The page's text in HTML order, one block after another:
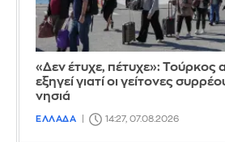
«Δεν έτυχε, πέτυχε»:
εξηγεί γιατί οι γείτονες
νησιά
ΕΛΛΑΔΑ 14:27, 07.08.2026